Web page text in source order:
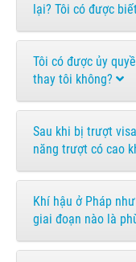
lại? Tôi có được
Tôi có được ủy
thay tôi không?
Sau khi bị trượt
năng trượt có cao
Khí hậu ở Pháp
giai đoạn nào là